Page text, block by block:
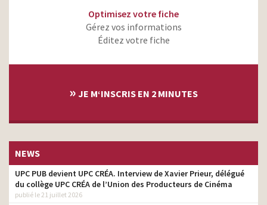
Optimisez votre fiche
Gérez vos informations
Éditez votre fiche
» JE M‘INSCRIS EN 2 MINUTES
NEWS
UPC PUB devient UPC CRÉA. Interview de Xavier Prieur, délégué
du collège UPC CRÉA de l’Union des Producteurs de Cinéma
publié le 21 juillet 2026